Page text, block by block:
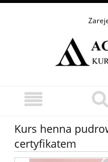
Kurs henna
certyfikatem